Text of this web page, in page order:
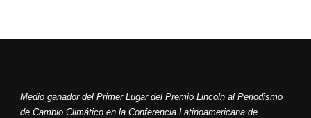
Medio ganador del Primer Lugar del Premio Lincoln al Periodismo
de Cambio Climático en la Conferencia Latinoamericana de